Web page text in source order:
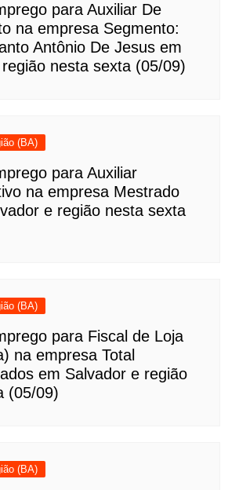
para Auxiliar De
na empresa Segmento:
Antônio De Jesus em
nesta sexta (05/09)
(BA)
para Auxiliar
na empresa Mestrado
e região nesta sexta
(BA)
para Fiscal de Loja
na empresa Total
em Salvador e região
(05/09)
(BA)